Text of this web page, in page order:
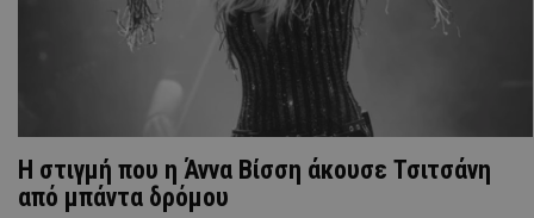
H στιγμή που η Άννα Βίσση άκουσε Τσιτσάνη
από μπάντα δρόμου